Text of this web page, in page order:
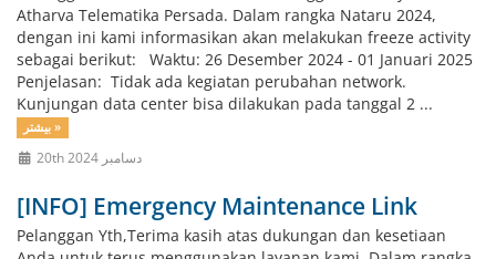
Atharva Telematika Persada. Dalam rangka Nataru 2024,
dengan ini kami informasikan akan melakukan freeze activity
sebagai berikut: Waktu: 26 Desember 2024 - 01 Januari 2025
Penjelasan: Tidak ada kegiatan perubahan network.
Kunjungan data center bisa dilakukan pada tanggal 2 ...
بیشتر »
20th دسامبر 2024
[INFO] Emergency Maintenance Link
Pelanggan Yth,Terima kasih atas dukungan dan kesetiaan